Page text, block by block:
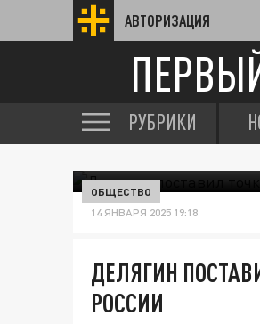
АВТОРИЗАЦИЯ
РУБРИКИ
ОБЩЕСТВО
14 ЯНВАРЯ 2025 19:18
ДЕЛЯГИН
РОССИИ